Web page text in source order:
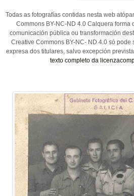
Todas as fotografías contidas nesta web
Commons BY-NC-ND 4.0 Calquera forma
comunicación pública ou transformación
Creative Commons BY-NC- ND 4.0 só
expresa dos titulares, salvo excepción
texto completo da